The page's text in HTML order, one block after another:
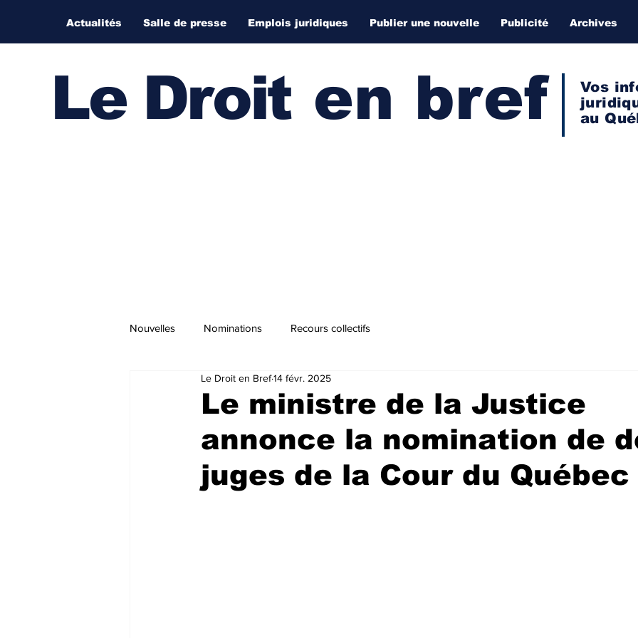
Actualités Salle de presse Emplois juridiques Publier une nouvelle Publicité Archives
Le Droit en bref
Vos
au
Nouvelles Nominations Recours collectifs
Le ministre de la Justice
annonce la nomination de
juges de la Cour du Québec
Le Droit en Bref14 févr. 2025